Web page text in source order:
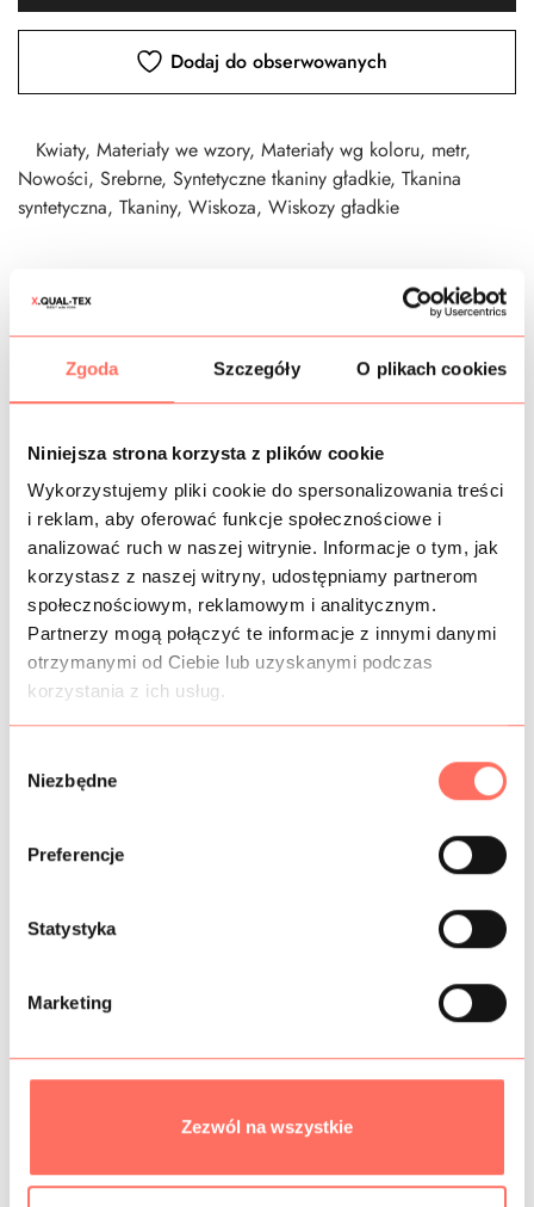
Zgoda Szczegóły O plikach cookies
Niniejsza strona korzysta z plików cookie
Wykorzystujemy pliki cookie do spersonalizowania treści
i reklam, aby oferować funkcje społecznościowe i
analizować ruch w naszej witrynie. Informacje o tym, jak
korzystasz z naszej witryny, udostępniamy partnerom
społecznościowym, reklamowym i analitycznym.
Partnerzy mogą połączyć te informacje z innymi danymi
otrzymanymi od Ciebie lub uzyskanymi podczas
korzystania z ich usług.
Niezbędne
Preferencje
Statystyka
Marketing
Zezwól na wszystkie
Dodaj do obserwowanych
Kwiaty, Materiały we wzory, Materiały wg koloru, metr,
Nowości, Srebrne, Syntetyczne tkaniny gładkie, Tkanina
syntetyczna, Tkaniny, Wiskoza, Wiskozy gładkie
CZAS DOSTAWY
KOSZTY WYSYŁKI
OPIS
Syntetyczna tkanina wytłaczana z motywem roślinnym.
Kolor srebrny z nutą chłodnego beżu.
Tkanina jest elastyczna, plastyczna, z satynowym
połyskiem.
Ta tkanina syntetyczna przeznaczona jest na: kostiumy,
żakiety, marynarki, płaszcze, bomberki, sukienki, spodnie,
spódnice itp.
Produkt wysokiej klasy. Pochodzenie Włochy.
INFORMACJE DODATKOWE
SKŁAD
PRÓBKI TKANIN
Podobne produkty